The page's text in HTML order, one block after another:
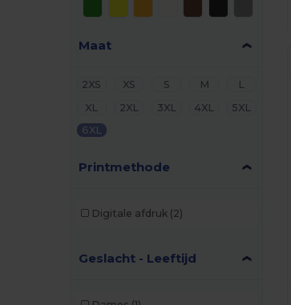
Maat
2XS XS S M
L
XL
2XL 3XL 4XL
5XL
6XL
Printmethode
Digitale afdruk (2)
Geslacht - Leeftijd